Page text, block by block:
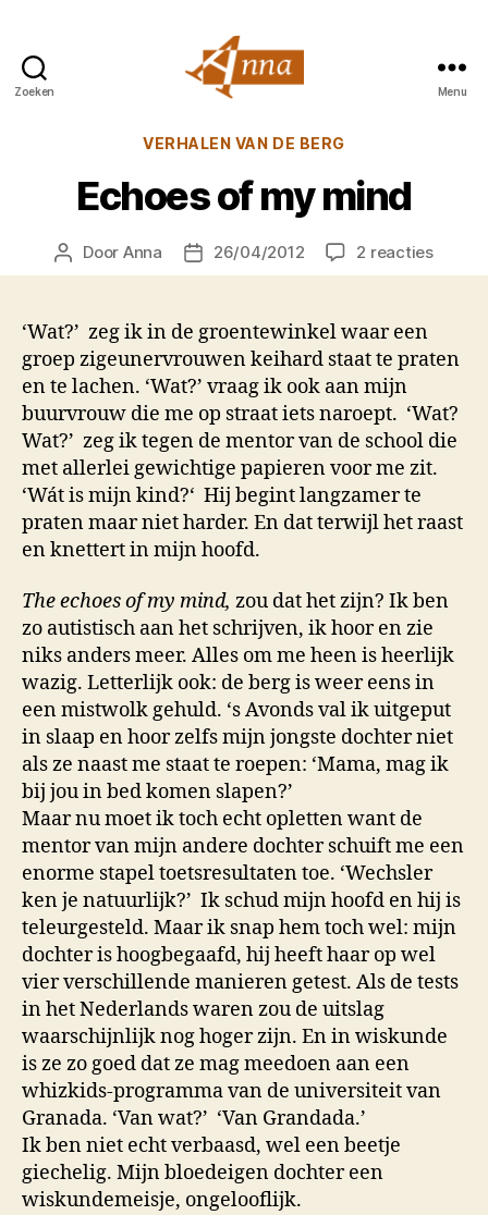
Zoeken
van
Menu
Categorieën
VERHALEN VAN DE BERG
Echoes of my mind
Berichtauteur
Door Anna Berichtdatum
26/04/2012 2 reactiesop
Echoes
‘Wat?’ zeg ik in de groentewinkel waar een
groep zigeunervrouwen keihard staat te praten
en te lachen. ‘Wat?’ vraag ik ook aan mijn
buurvrouw die me op straat iets naroept. ‘Wat?
Wat?’ zeg ik tegen de mentor van de school die
met allerlei gewichtige papieren voor me zit.
‘Wát is mijn kind?‘ Hij begint langzamer te
praten maar niet harder. En dat terwijl het raast
en knettert in mijn hoofd.
The echoes of my mind, zou dat het zijn? Ik ben
zo autistisch aan het schrijven, ik hoor en zie
niks anders meer. Alles om me heen is heerlijk
wazig. Letterlijk ook: de berg is weer eens in
een mistwolk gehuld. ‘s Avonds val ik uitgeput
in slaap en hoor zelfs mijn jongste dochter niet
als ze naast me staat te roepen: ‘Mama, mag ik
bij jou in bed komen slapen?’
Maar nu moet ik toch echt opletten want de
mentor van mijn andere dochter schuift me een
enorme stapel toetsresultaten toe. ‘Wechsler
ken je natuurlijk?’ Ik schud mijn hoofd en hij is
teleurgesteld. Maar ik snap hem toch wel: mijn
dochter is hoogbegaafd, hij heeft haar op wel
vier verschillende manieren getest. Als de tests
in het Nederlands waren zou de uitslag
waarschijnlijk nog hoger zijn. En in wiskunde
is ze zo goed dat ze mag meedoen aan een
whizkids-programma van de universiteit van
Granada. ‘Van wat?’ ‘Van Grandada.’
Ik ben niet echt verbaasd, wel een beetje
giechelig. Mijn bloedeigen dochter een
wiskundemeisje, ongelooflijk.